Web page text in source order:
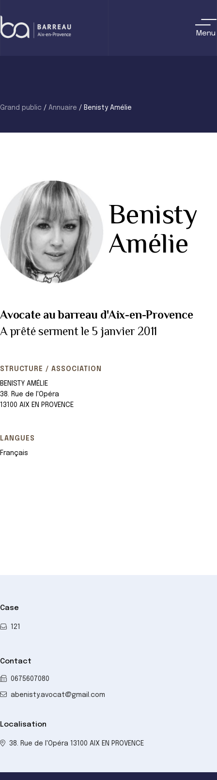
to
content
Menu
Grand public / Annuaire / Benisty Amélie
Benisty
Amélie
Avocate au barreau d'Aix-en-Provence
A prêté serment le 5 janvier 2011
STRUCTURE / ASSOCIATION
BENISTY AMÉLIE
38. Rue de l'Opéra
13100 AIX EN PROVENCE
LANGUES
Français
Case
121
Contact
0675607080
abenisty.avocat@gmail.com
Localisation
38. Rue de l'Opéra 13100 AIX EN PROVENCE